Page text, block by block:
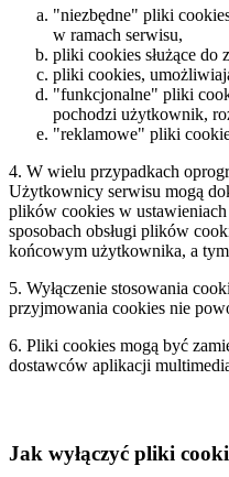
"niezbędne" pliki
w ramach serwisu,
pliki cookies służące
pliki cookies,
"funkcjonalne" pliki
pochodzi użytkownik,
"reklamowe" pliki
4. W wielu przypadkach
Użytkownicy serwisu mogą
plików cookies w
sposobach obsługi plików
końcowym użytkownika, a
5. Wyłączenie stosowania
przyjmowania cookies nie
6. Pliki cookies mogą być
dostawców aplikacji
Jak wyłączyć pliki